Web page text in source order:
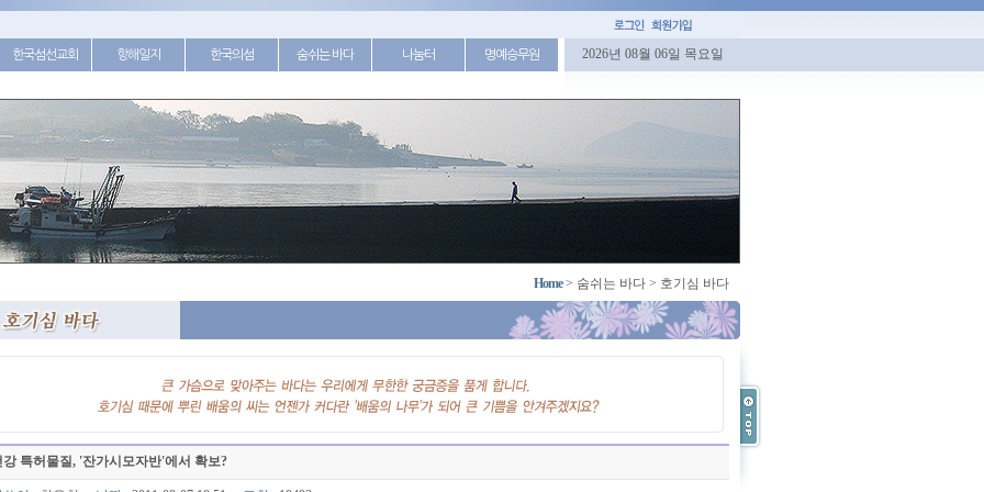
한국섬선교회 항해일지 한국의섬 숨쉬는 바다 나눔터 명예승무원 2026년 08월 06일 목요일
Home> 숨쉬는 바다 > 호기심 바다
강 특허물질, '잔가시모자반'에서 확보?